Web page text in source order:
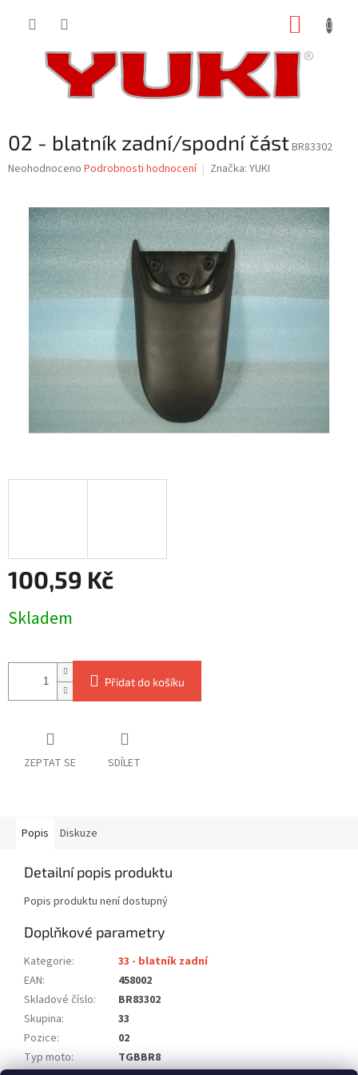
02 - blatník zadní/spodní částBR83302
Průměrné
hvězdiček.
Neohodnoceno Podrobnosti hodnocení Značka: YUKI
100,59 Kč
cena:
Skladem
Přidat do košíku
ZEPTAT SE SDÍLET
Popis Diskuze
Detailní popis produktu
Popis produktu není dostupný
Doplňkové parametry
Kategorie:
33 - blatník zadní
EAN:
458002
Skladové číslo:
BR83302
Skupina:
33
Pozice:
02
Typ moto:
TGBBR8